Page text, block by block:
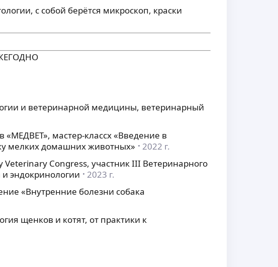
с собой берётся микроскоп, краски
и ветеринарной медицины, ветеринарный
«МЕДВЕТ», мастер-классх «Введение в
мелких домашних животных»
2022 г.
Veterinary Congress, участник III Ветеринарного
и эндокринологии
2023 г.
«Внутренние болезни собака
щенков и котят, от практики к